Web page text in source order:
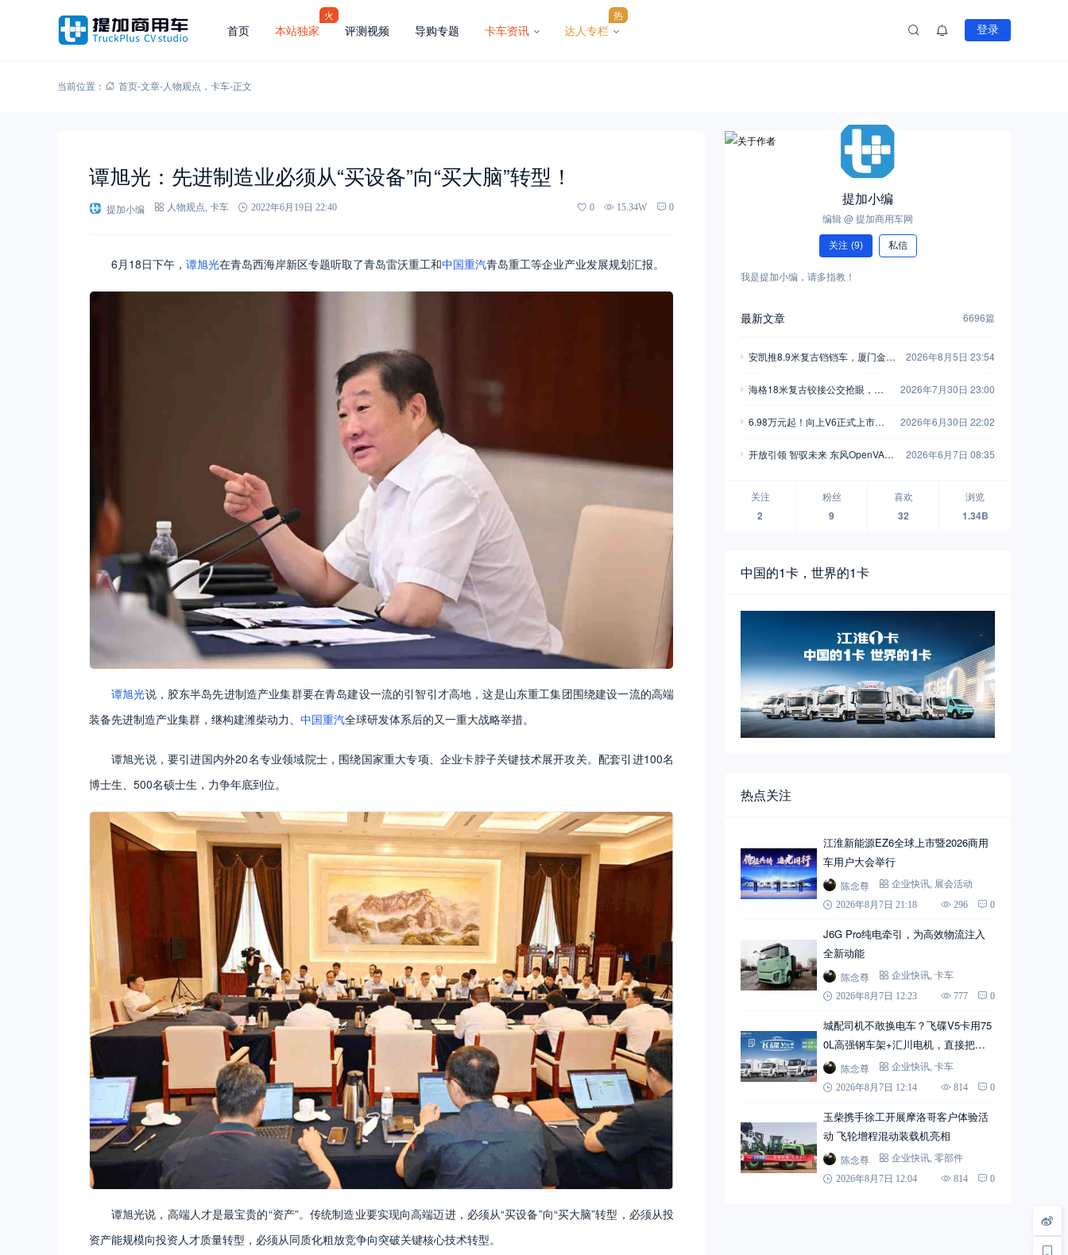
首页 本站独家
火
评测视频 导购专题 卡车资讯 达人专栏
热
登录
当前位置： 首页-文章-人物观点 ， 卡车-正文
谭旭光：先进制造业必须从“买设备”向“买大脑”转型！
提加小编 人物观点 卡车 2022年6月19日 22:40 0 15.34W 0
6月18日下午， 谭旭光在青岛西海岸新区专题听取了青岛雷沃重工和中国重汽青岛重工等企业产业发展规划汇报。
谭旭光说，胶东半岛先进制造产业集群要在青岛建设一流的引智引才高地，这是山东重工集团围绕建设一流的高端
装备先进制造产业集群，继构建潍柴动力、 中国重汽全球研发体系后的又一重大战略举措。
谭旭光说，要引进国内外20名专业领域院士，围绕国家重大专项、企业卡脖子关键技术展开攻关。配套引进100名
博士生、500名硕士生，力争年底到位。
谭旭光说，高端人才是最宝贵的“资产”。传统制造业要实现向高端迈进，必须从“买设备”向“买大脑”转型，必须从投
资产能规模向投资人才质量转型，必须从同质化粗放竞争向突破关键核心技术转型。
提加小编
编辑 @ 提加商用车网
关注 (9) 私信
我是提加小编，请多指教！
最新文章 6696篇
安凯推8.9米复古铛铛车，厦门金龙
9批新产品公示之M类客车篇（中）
2026年8月5日 23:54
海格18米复古铰接公交抢眼，大
8-409批新产品公示之M类客车篇
2026年7月30日 23:00
6.98万元起！向上V6正式上市，
新标杆
2026年6月30日 22:02
开放引领 智驭未来 东风OpenVAN
2026年6月7日 08:35
关注
2
粉丝
9
喜欢
32
浏览
1.34B
中国的1卡，世界的1卡
热点关注
江淮新能源EZ6全球上市暨2026商用
车用户大会举行
陈念尊 企业快讯
展会活动
2026年8月7日 21:18
296 0
J6G Pro纯电牵引，为高效物流注入
全新动能
陈念尊 企业快讯 卡车
2026年8月7日 12:23
777 0
城配司机不敢换电车？飞碟V5卡用75
0L高强钢车架+汇川电机，直接把信
心拉满陈念尊 企业快讯 卡车
2026年8月7日 12:14
814 0
玉柴携手徐工开展摩洛哥客户体验活
动 飞轮增程混动装载机亮相
陈念尊 企业快讯 零部件
2026年8月7日 12:04
814 0